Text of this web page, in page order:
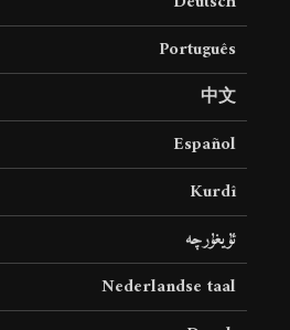
Português
中文
Español
Kurdî
ئۇيغۇرچە
Nederlandse taal